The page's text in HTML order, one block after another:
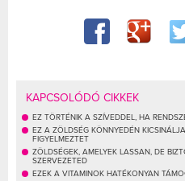
KAPCSOLÓDÓ CIKKEK
EZ TÖRTÉNIK A SZÍVEDDEL, HA
EZ A ZÖLDSÉG KÖNNYEDÉN
FIGYELMEZTET
ZÖLDSÉGEK, AMELYEK LASSAN, DE
SZERVEZETED
EZEK A VITAMINOK HATÉKONYAN